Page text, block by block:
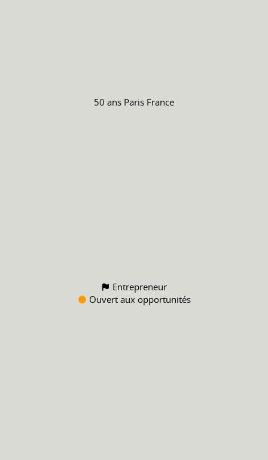
50 ans Paris France
Entrepreneur
Ouvert aux opportunités